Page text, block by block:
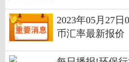
2023年05月27日
币汇率最新报价